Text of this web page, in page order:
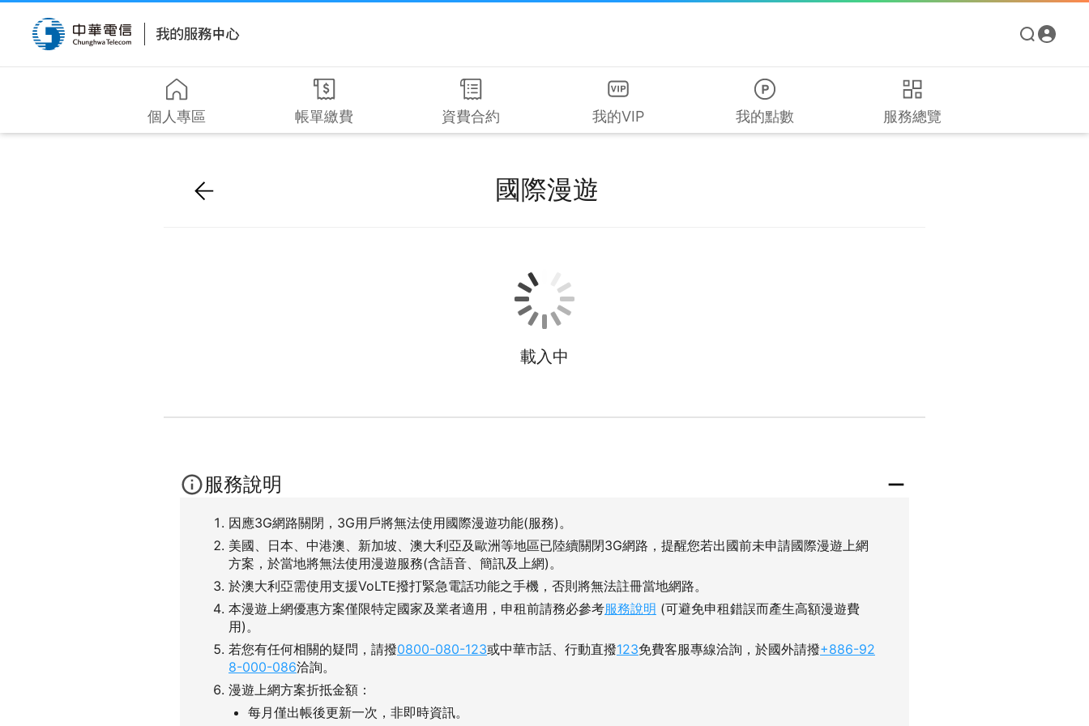
個人專區 帳單繳費 資費合約 我的VIP 我的點數 服務總覽
國際漫遊
載入中
服務說明
因應3G網路關閉，3G用戶將無法使用國際漫遊功能(服務)。
美國、日本、中港澳、新加坡、澳大利亞及歐洲等地區已陸續關閉3G網路，提醒您若出國前未申請國際漫遊上網
方案，於當地將無法使用漫遊服務(含語音、簡訊及上網)。
於澳大利亞需使用支援VoLTE撥打緊急電話功能之手機，否則將無法註冊當地網路。
本漫遊上網優惠方案僅限特定國家及業者適用，申租前請務必參考服務說明 (可避免申租錯誤而產生高額漫遊費
用)。
若您有任何相關的疑問，請撥0800-080-123或中華市話、行動直撥123免費客服專線洽詢，於國外請撥+886-92
8-000-086洽詢。
漫遊上網方案折抵金額：
每月僅出帳後更新一次，非即時資訊。